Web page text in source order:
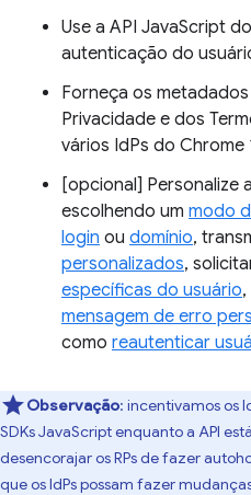
Use a API JavaScript
autenticação do
Forneça os
Privacidade e dos
vários IdPs do Chrome
[opcional] Personalize
escolhendo um modo
login ou domínio,
personalizados,
específicas do usuário
mensagem de erro
como reautenticar
Observação: incentivamos os
SDKs JavaScript enquanto a API
desencorajar os RPs de fazer
que os IdPs possam fazer